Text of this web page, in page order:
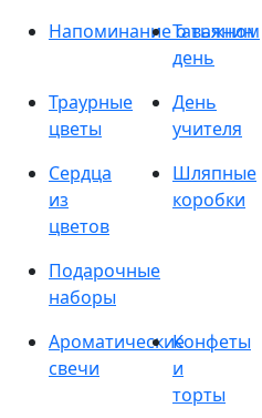
Напоминание о важном
Татьянин
день
Траурные
цветы
День
учителя
Сердца
из
цветов
Шляпные
коробки
Подарочные
наборы
Ароматические
свечи
Конфеты
и
торты